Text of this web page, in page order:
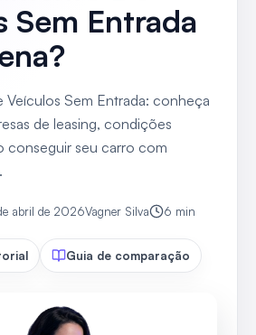
Sem Entrada
Veículos Sem Entrada: conheça
de leasing, condições
conseguir seu carro com
abril de 2026Vagner Silva 6 min
Guia de comparação